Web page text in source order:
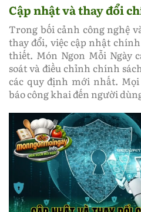
Cập nhật và thay đổi
Trong bối cảnh công nghệ
thay đổi, việc cập nhật
thiết. Món Ngon Mỗi Ngày
soát và điều chỉnh chính
các quy định mới nhất.
báo công khai đến người